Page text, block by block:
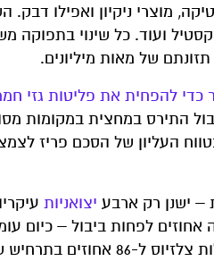
מוצרי ניקיון ואפילו
ועוד. כל שינוי בתפוקה
של מאות מיליונים.
כדי להפחית את פליטות גזי
התירס במחצית במקומות
– ישנן רק ארבע יצואניות
לפחות ביבול – כיום